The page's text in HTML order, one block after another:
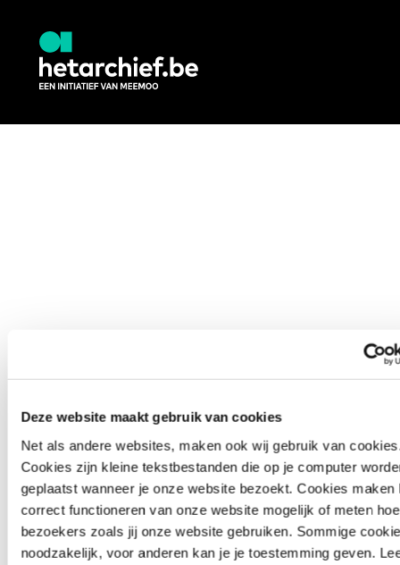
Deze website maakt gebruik van cookies
Net als andere websites, maken ook wij gebruik van
Cookies zijn kleine tekstbestanden die op je computer
geplaatst wanneer je onze website bezoekt. Cookies maken
correct functioneren van onze website mogelijk of meten hoe
bezoekers zoals jij onze website gebruiken. Sommige
noodzakelijk, voor anderen kan je je toestemming geven.